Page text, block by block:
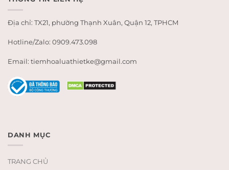
Địa chỉ: TX21, phường Thạnh Xuân, Quận 12, TPHCM
Hotline/Zalo: 0909.473.098
Email: tiemhoaluathietke@gmail.com
DANH MỤC
TRANG CHỦ